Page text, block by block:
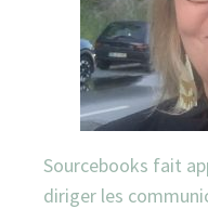
Sourcebooks fait
diriger les